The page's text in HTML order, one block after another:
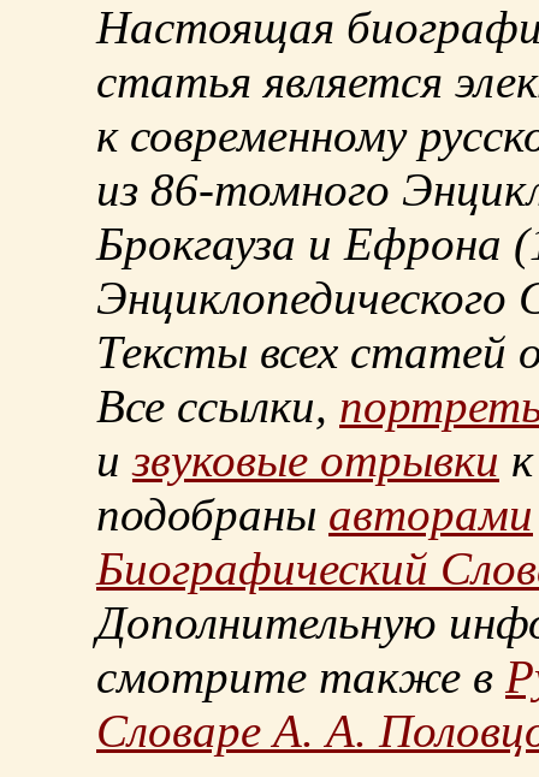
Настоящая
статья является
к современному
из 86-томного
Брокгауза и Ефрона
Энциклопедического
Тексты всех статей
Все ссылки,
извуковые отрывки
подобраны авторами
Биографический
Дополнительную
смотрите также в
Словаре А. А.